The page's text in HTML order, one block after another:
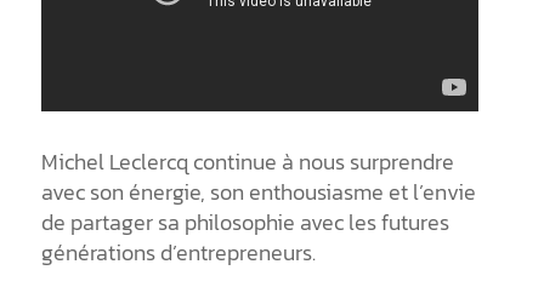
Michel Leclercq continue à nous surprendre
avec son énergie, son enthousiasme et l’envie
de partager sa philosophie avec les futures
générations d’entrepreneurs.